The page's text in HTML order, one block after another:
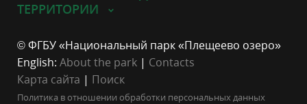
ТЕРРИТОРИИ
© ФГБУ «Национальный парк «Плещеево озеро»
English: About the park | Contacts
Карта сайта | Поиск
Политика в отношении обработки персональных данных